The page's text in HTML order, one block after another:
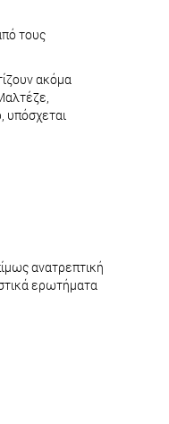
τους
ακόμα
υπόσχεται
ανατρεπτική
ερωτήματα